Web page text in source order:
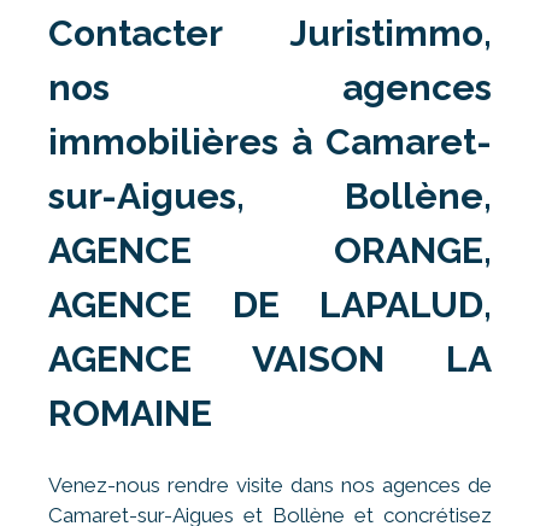
Contacter Juristimmo,
nos agences
immobilières à Camaret-
sur-Aigues, Bollène,
AGENCE ORANGE,
AGENCE DE LAPALUD,
AGENCE VAISON LA
ROMAINE
Venez-nous rendre visite dans nos agences de
Camaret-sur-Aigues et Bollène et concrétisez